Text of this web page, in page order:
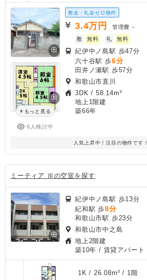
もっと見る
6人検討中
敷金・礼金ゼロ物件
3.4万円 管理費 －
敷
無料 礼 無料
紀伊中ノ島駅 歩47分
六十谷駅 歩6分
田井ノ瀬駅 歩57分
和歌山市直川
3DK / 58.14m²
地上1階建
築66年
人気上昇中！注目の物件です！
ミーティア Ⅲの空室を探す
紀伊中ノ島駅 歩13分
紀和駅 歩8分
和歌山市駅 歩23分
和歌山市中之島
地上2階建
築10年 / 賃貸アパート
1K / 26.08m² / 1階